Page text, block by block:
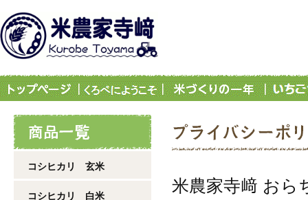
米農家寺﨑 おら
コシヒカリ 玄米
コシヒカリ 白米